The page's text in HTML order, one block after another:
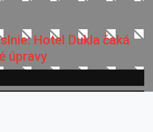
Hotel Dukla čaká
úpravy